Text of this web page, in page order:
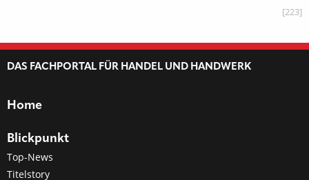
[223]
DAS FACHPORTAL FÜR HANDEL UND HANDWERK
Home
Blickpunkt
Top-News
Titelstory